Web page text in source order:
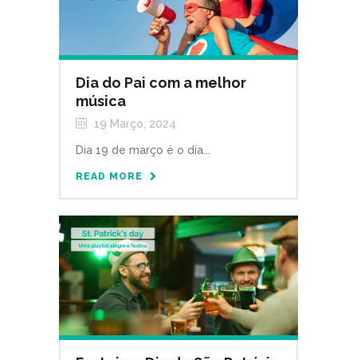
Dia do Pai com a melhor
música
19 Março, 2024
Dia 19 de março é o dia...
READ MORE